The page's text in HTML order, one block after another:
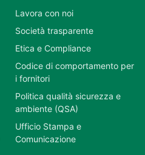
Lavora con noi
Società trasparente
Etica e Compliance
Codice di comportamento per
i fornitori
Politica qualità sicurezza e
ambiente (QSA)
Ufficio Stampa e
Comunicazione